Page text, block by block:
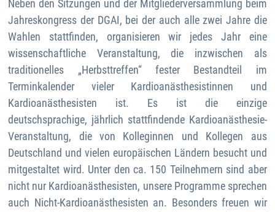
Neben den Sitzungen und der Mitgliederversammlung beim
Jahreskongress der DGAI, bei der auch alle zwei Jahre die
Wahlen stattfinden, organisieren wir jedes Jahr eine
wissenschaftliche Veranstaltung, die inzwischen als
traditionelles „Herbsttreffen“ fester Bestandteil im
Terminkalender vieler Kardioanästhesistinnen und
Kardioanästhesisten ist. Es ist die einzige
deutschsprachige, jährlich stattfindende Kardioanästhesie-
Veranstaltung, die von Kolleginnen und Kollegen aus
Deutschland und vielen europäischen Ländern besucht und
mitgestaltet wird. Unter den ca. 150 Teilnehmern sind aber
nicht nur Kardioanästhesisten, unsere Programme sprechen
auch Nicht-Kardioanästhesisten an. Besonders freuen wir